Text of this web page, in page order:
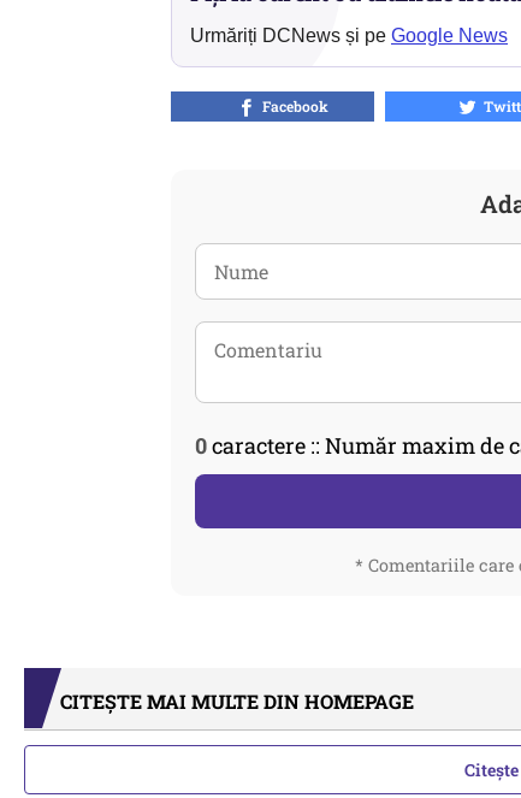
Urmăriți DCNews și pe Google News
Facebook
0caractere :: Număr maxim de
* Comentariile
CITEȘTE MAI MULTE DIN HOMEPAGE